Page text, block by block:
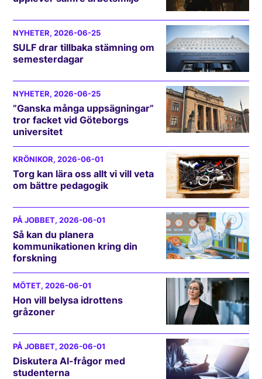
NYHETER, 2026-06-25
SULF drar tillbaka stämning om
semesterdagar
NYHETER, 2026-06-25
”Ganska många uppsägningar”
tror facket vid Göteborgs
universitet
KRÖNIKOR, 2026-06-01
Torg kan lära oss allt vi vill veta
om bättre pedagogik
PÅ JOBBET, 2026-06-01
Så kan du planera
kommunikationen kring din
forskning
MÖTET, 2026-06-01
Hon vill belysa idrottens
gråzoner
PÅ JOBBET, 2026-06-01
Diskutera AI-frågor med
studenterna